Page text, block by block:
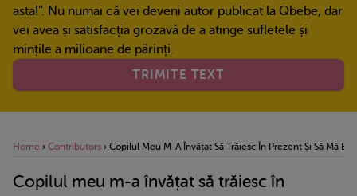
asta!”. Nu numai că vei deveni autor publicat la Qbebe, dar
vei avea și satisfacția grozavă de a atinge sufletele și
mințile a milioane de părinți.
TRIMITE TEXT
Home › Contributors › Copilul Meu M-A Învățat Să Trăiesc În Prezent Și Să Mă
Copilul meu m-a învățat să trăiesc în